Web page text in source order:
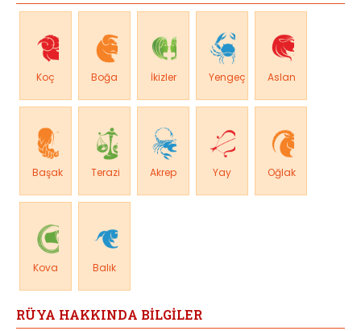
Koç Boğa İkizler Yengeç Aslan
Başak Terazi Akrep Yay Oğlak
Kova Balık
RÜYA HAKKINDA BİLGİLER